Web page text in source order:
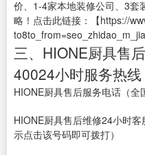
价、1-4家本地装修公司、3套
略！点击此链接：【https://
三、HIONE厨具售
40024小时服务热线
HIONE厨具售后服务电话（
HIONE厨具售后维修24小时
示点击该号码即可拨打）